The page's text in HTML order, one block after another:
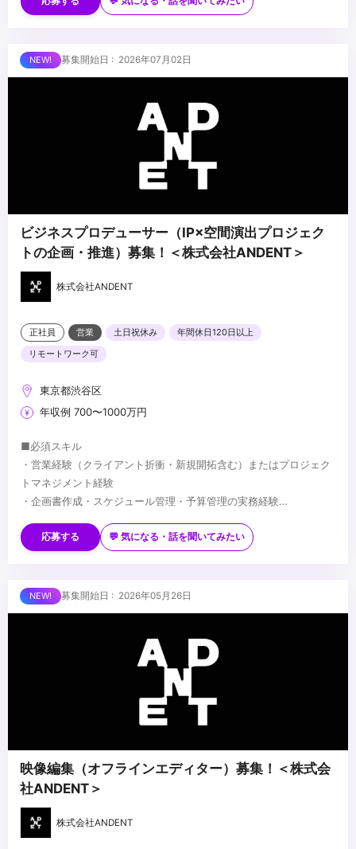
りません）
・各アプリケーションの使用経験（ Premiere Pro / After Effects /
一式 ）
・事業会社での動画制作経験がお有りの方
■求める人物像
・当社のパーパスとバリューを深く理解し、自ら体現したいと思う
・自らのパフォーマンス最大化のために努力できる方
・向学心が高く、最新の手法を感度高くキャッチして実務に反映す
・セルフモチベーターであること
・自身の将来のキャリアビジョンを持っている方
・制作チームだけでなく、セールス、マーケ、テックなど様々な部
署のメンバーと協業し
募集開始日 : 2026年07月02日
ビジネスプロデューサー（IP×空間演出プロジェク
トの企画・推進）募集！＜株式会社ANDENT＞
株式会社ANDENT
正社員 営業 土日祝休み
年間休日120日以上
リモートワーク可
東京都渋谷区
年収例 700〜1000万円
■必須スキル
・営業経験（クライアント折衝・新規開拓含む）またはプロジェク
トマネジメント経験
・企画書作成・スケジュール管理・予算管理の実務経験
・アニメ・エンタメ業界への興味・知見
・広告・エンタメ・空間演出・展示関連業界での経験
験
・複数のクライアント・プロジェクトを並行して推進した経験
■求める人物像
・課題に気づき、自ら動いて解決できる方
・複数の案件・プロジェクトを横断して動くことに面白さを感じる
・業界知見がない領域でも臆せず、「知らないからこう進める」と
・タフネスを持って現場対応にも前向きに取り組める方
応募する 💬 気になる・話を聞いてみたい
募集開始日 : 2026年05月26日
映像編集（オフラインエディター）募集！＜株式会
社ANDENT＞
株式会社ANDENT